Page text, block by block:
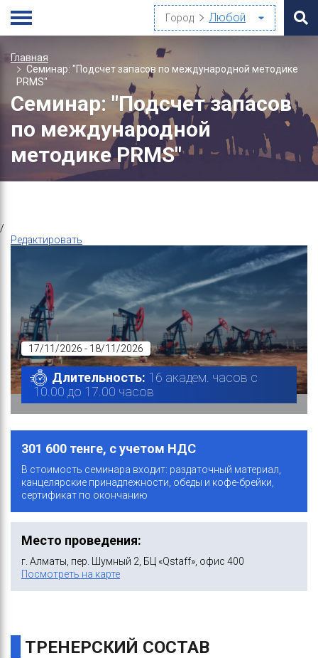
Город
Главная
Семинар: "Подсчет запасов по международной методике
PRMS"
Семинар: "Подсчет запасов
по международной
методике PRMS"
/
Редактировать
17/11/2026 - 18/11/2026
Длительность: 16 академ. часов с
10.00 до 17.00 часов
301 600 тенге, с учетом НДС
В стоимость семинара входит: раздаточный материал,
канцелярские принадлежности, обеды и кофе-брейки,
сертификат по окончанию
Место проведения:
г. Алматы, пер. Шумный 2, БЦ «Qstaff», офис 400
Посмотреть на карте
ТРЕНЕРСКИЙ СОСТАВ